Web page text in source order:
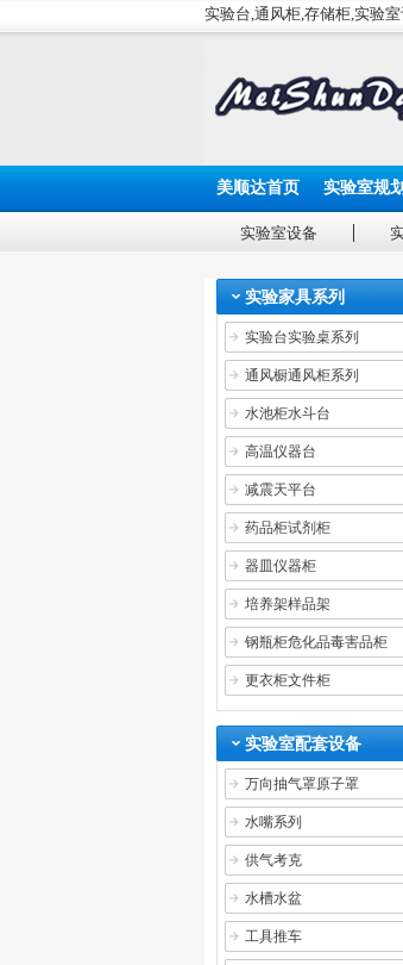
实验台,通风柜,存储柜,实验
美顺达首页 实验室规划
实验室设备
实验家具系列
实验台实验桌系列
通风橱通风柜系列
水池柜水斗台
高温仪器台
减震天平台
药品柜试剂柜
器皿仪器柜
培养架样品架
钢瓶柜危化品毒害品柜
更衣柜文件柜
实验室配套设备
万向抽气罩原子罩
水嘴系列
供气考克
水槽水盆
工具推车